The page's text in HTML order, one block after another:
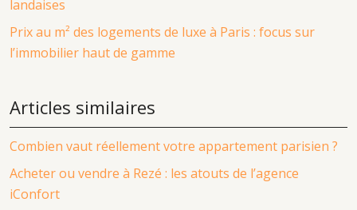
landaises
Prix au m² des logements de luxe à Paris : focus sur
l’immobilier haut de gamme
Articles similaires
Combien vaut réellement votre appartement parisien ?
Acheter ou vendre à Rezé : les atouts de l’agence
iConfort